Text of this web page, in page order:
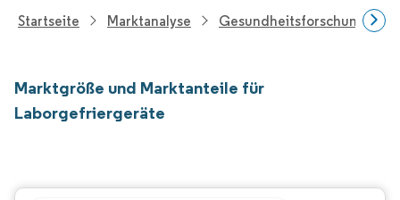
Startseite Marktanalyse Gesundheitsforschung
Marktgröße und Marktanteile für
Laborgefriergeräte